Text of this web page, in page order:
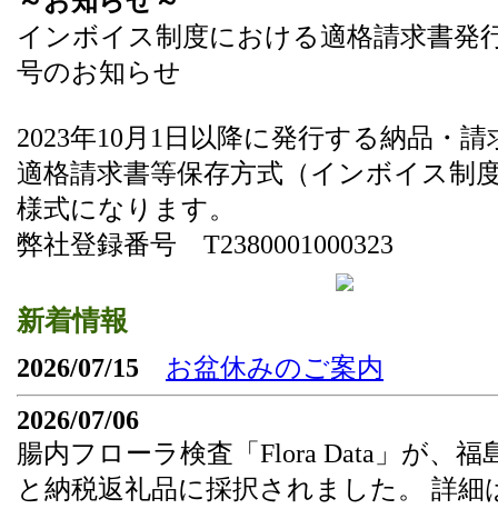
インボイス制度における適格請求書発
号のお知らせ
2023年10月1日以降に発行する納品・請
適格請求書等保存方式（インボイス制
様式になります。
弊社登録番号 T2380001000323
新着情報
2026/07/15
お盆休みのご案内
2026/07/06
腸内フローラ検査「Flora Data」が、福
と納税返礼品に採択されました。 詳細